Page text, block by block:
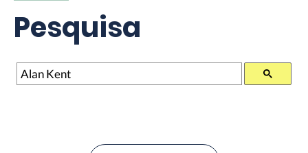
Pesquisa
Pesquisa